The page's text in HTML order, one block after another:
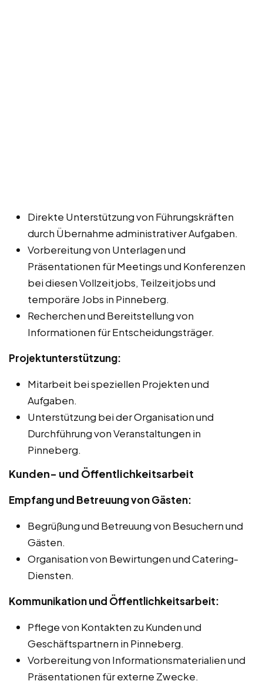
Direkte Unterstützung von Führungskräften
durch Übernahme administrativer Aufgaben.
Vorbereitung von Unterlagen und
Präsentationen für Meetings und Konferenzen
bei diesen Vollzeitjobs, Teilzeitjobs und
temporäre Jobs in Pinneberg.
Recherchen und Bereitstellung von
Informationen für Entscheidungsträger.
Projektunterstützung:
Mitarbeit bei speziellen Projekten und
Aufgaben.
Unterstützung bei der Organisation und
Durchführung von Veranstaltungen in
Pinneberg.
Kunden- und Öffentlichkeitsarbeit
Empfang und Betreuung von Gästen:
Begrüßung und Betreuung von Besuchern und
Gästen.
Organisation von Bewirtungen und Catering-
Diensten.
Kommunikation und Öffentlichkeitsarbeit:
Pflege von Kontakten zu Kunden und
Geschäftspartnern in Pinneberg.
Vorbereitung von Informationsmaterialien und
Präsentationen für externe Zwecke.